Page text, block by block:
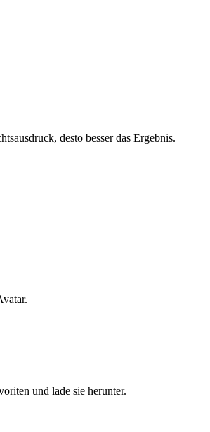
desto besser das Ergebnis.
und lade sie herunter.